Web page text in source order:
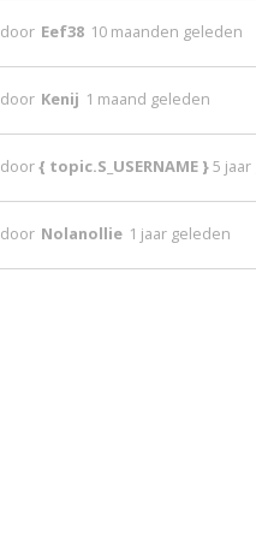
door Eef38 10 maanden geleden
door Kenij 1 maand geleden
door{ topic.S_USERNAME }5
door Nolanollie 1 jaar geleden